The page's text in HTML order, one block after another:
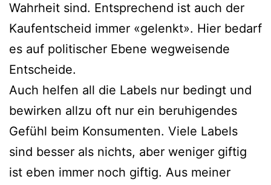
Wahrheit sind. Entsprechend ist auch der
Kaufentscheid immer «gelenkt». Hier bedarf
es auf politischer Ebene wegweisende
Entscheide.
Auch helfen all die Labels nur bedingt und
bewirken allzu oft nur ein beruhigendes
Gefühl beim Konsumenten. Viele Labels
sind besser als nichts, aber weniger giftig
ist eben immer noch giftig. Aus meiner